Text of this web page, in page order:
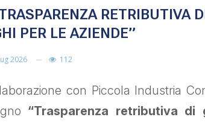
RETRIBUTIVA
PER LE AZIENDE”
2026 112
con Piccola Industria
“Trasparenza retributiva di